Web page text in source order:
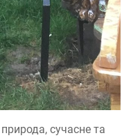
сучасне та